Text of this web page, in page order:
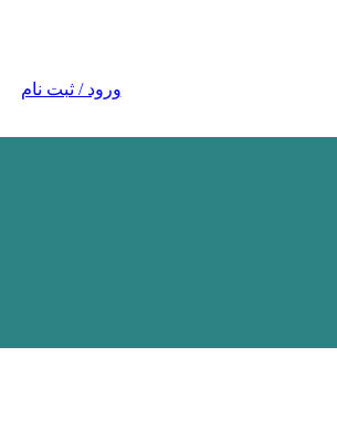
ورود / ثبت نام